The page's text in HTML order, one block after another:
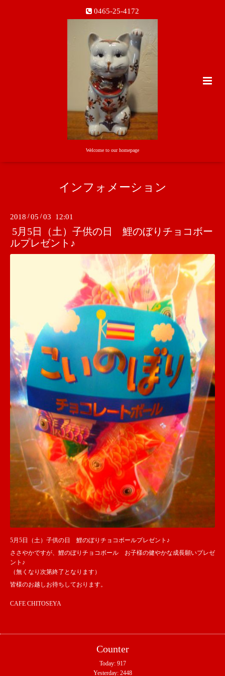
0465-25-4172
Welcome to our homepage
インフォメーション
2018 /05 /03 12:01
5月5日（土）子供の日 鯉のぼりチョコボー
ルプレゼント♪
5月5日（土）子供の日 鯉のぼりチョコボールプレゼント♪
ささやかですが、鯉のぼりチョコボール お子様の健やかな成長願いプレゼ
ント♪
（無くなり次第終了となります）
皆様のお越しお待ちしております。
CAFE CHITOSEYA
Counter
Today: 917
Yesterday: 2448